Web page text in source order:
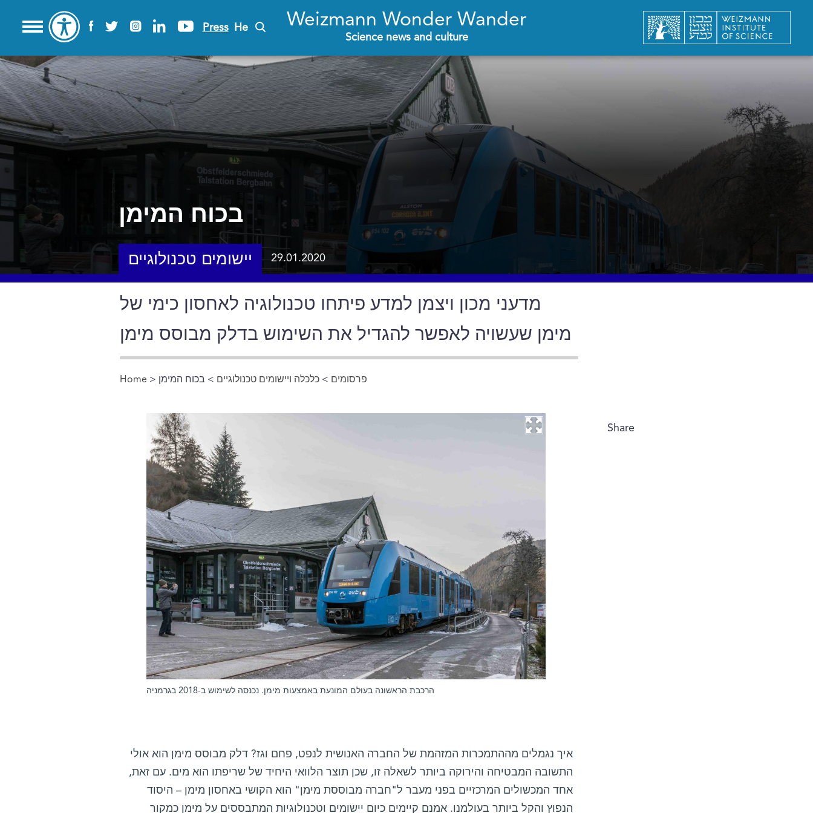
Press He Weizmann Wonder Wander
Science news and culture
בכוח המימן
יישומים טכנולוגיים 29.01.2020
מדעני מכון ויצמן למדע פיתחו טכנולוגיה לאחסון כימי של
מימן שעשויה לאפשר להגדיל את השימוש בדלק מבוסס מימן
You are here
Home > פרסומים > כלכלה ויישומים טכנולוגיים > בכוח המימן
Share
הרכבת הראשונה בעולם המונעת באמצעות מימן. נכנסה לשימוש ב-2018 בגרמניה
איך נגמלים מההתמכרות המזהמת של החברה האנושית לנפט, פחם וגז? דלק מבוסס מימן הוא אולי
התשובה המבטיחה והירוקה ביותר לשאלה זו, שכן תוצר הלוואי היחיד של שריפתו הוא מים. עם זאת,
אחד המכשולים המרכזיים בפני מעבר ל"חברה מבוססת מימן" הוא הקושי באחסון מימן – היסוד
הנפוץ והקל ביותר בעולמנו. אמנם קיימים כיום יישומים וטכנולוגיות המתבססים על מימן כמקור